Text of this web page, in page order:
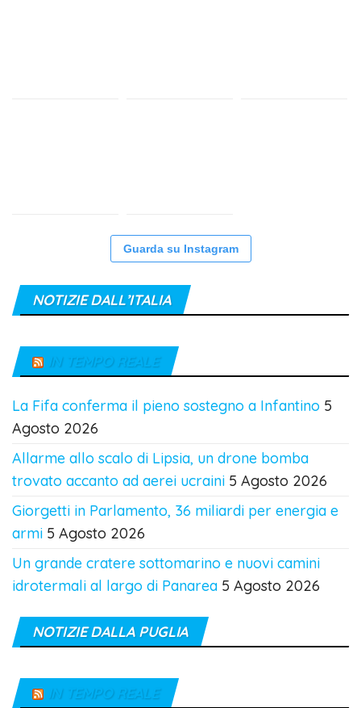
Guarda su Instagram
NOTIZIE DALL’ITALIA
IN TEMPO REALE
La Fifa conferma il pieno sostegno a Infantino 5
Agosto 2026
Allarme allo scalo di Lipsia, un drone bomba
trovato accanto ad aerei ucraini 5 Agosto 2026
Giorgetti in Parlamento, 36 miliardi per energia e
armi 5 Agosto 2026
Un grande cratere sottomarino e nuovi camini
idrotermali al largo di Panarea 5 Agosto 2026
NOTIZIE DALLA PUGLIA
IN TEMPO REALE